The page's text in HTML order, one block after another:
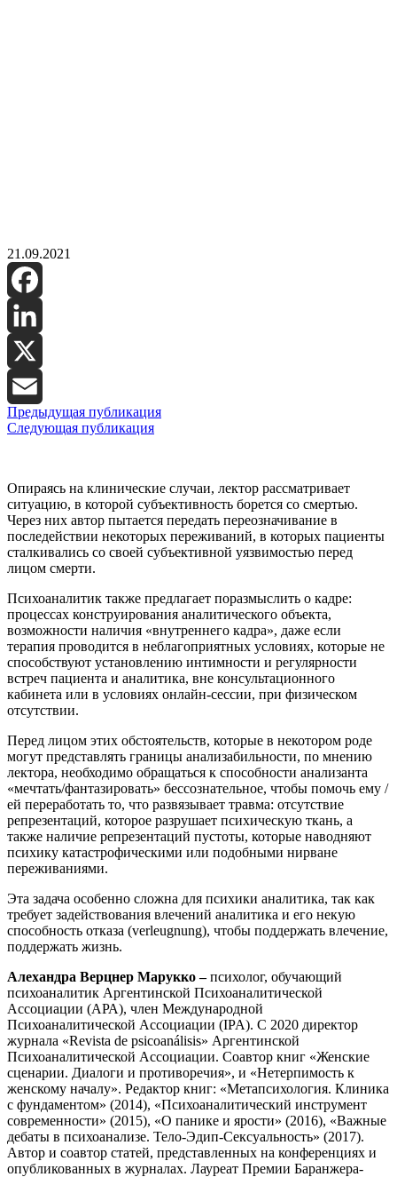
21.09.2021
Facebook
LinkedIn
X
Email
Предыдущая публикация
Следующая публикация
Опираясь на клинические случаи, лектор рассматривает
ситуацию, в которой субъективность борется со смертью.
Через них автор пытается передать переозначивание в
последействии некоторых переживаний, в которых пациенты
сталкивались со своей субъективной уязвимостью перед
лицом смерти.
Психоаналитик также предлагает поразмыслить о кадре:
процессах конструирования аналитического объекта,
возможности наличия «внутреннего кадра», даже если
терапия проводится в неблагоприятных условиях, которые не
способствуют установлению интимности и регулярности
встреч пациента и аналитика, вне консультационного
кабинета или в условиях онлайн-сессии, при физическом
отсутствии.
Перед лицом этих обстоятельств, которые в некотором роде
могут представлять границы анализабильности, по мнению
лектора, необходимо обращаться к способности анализанта
«мечтать/фантазировать» бессознательное, чтобы помочь ему /
ей переработать то, что развязывает травма: отсутствие
репрезентаций, которое разрушает психическую ткань, а
также наличие репрезентаций пустоты, которые наводняют
психику катастрофическими или подобными нирване
переживаниями.
Эта задача особенно сложна для психики аналитика, так как
требует задействования влечений аналитика и его некую
способность отказа (verleugnung), чтобы поддержать влечение,
поддержать жизнь.
Алехандра Верцнер Марукко–психолог, обучающий
психоаналитик Аргентинской Психоаналитической
Ассоциации (АРА), член Международной
Психоаналитической Ассоциации (IPA). С 2020 директор
журнала «Revista de psicoanálisis» Аргентинской
Психоаналитической Ассоциации. Соавтор книг «Женские
сценарии. Диалоги и противоречия», и «Нетерпимость к
женскому началу». Редактор книг: «Метапсихология. Клиника
с фундаментом» (2014), «Психоаналитический инструмент
современности» (2015), «О панике и ярости» (2016), «Важные
дебаты в психоанализе. Тело-Эдип-Сексуальность» (2017).
Автор и соавтор статей, представленных на конференциях и
опубликованных в журналах. Лауреат Премии Баранжера-